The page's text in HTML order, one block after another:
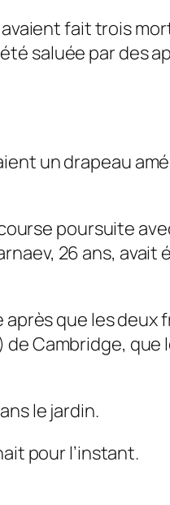
fait trois
saluée par des
un drapeau
poursuite
26 ans, avait
que les
Cambridge, que
le jardin.
pour l’instant.